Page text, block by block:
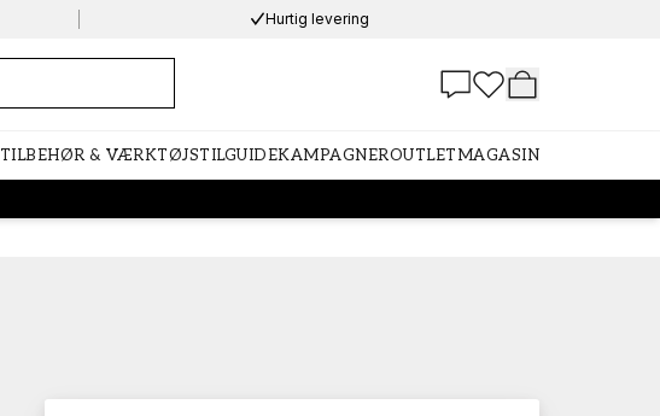
Hurtig levering
TILBEHØR & VÆRKTØJSTILGUIDEKAMPAGNEROUTLETMAGASIN